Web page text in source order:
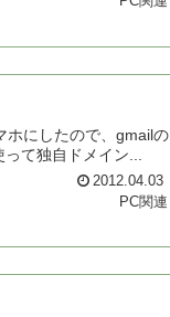
にしたので、gmailの
て独自ドメイン...
2012.04.03
PC関連